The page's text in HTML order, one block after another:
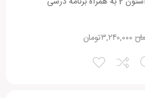
تومان۳,۲۴۰,۰۰۰